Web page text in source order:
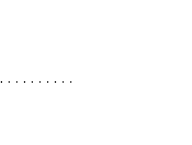
・・・・・・・・・